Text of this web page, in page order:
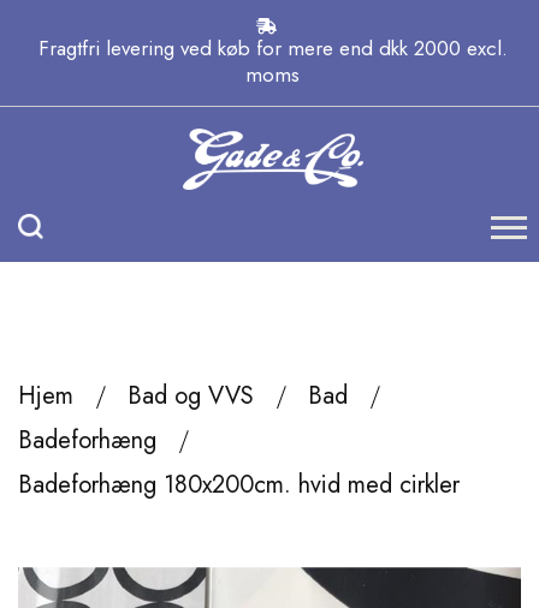
Fragtfri levering ved køb for mere end dkk 2000 excl.
moms
Hjem Bad og VVS
Bad
Badeforhæng
Badeforhæng 180x200cm. hvid med cirkler